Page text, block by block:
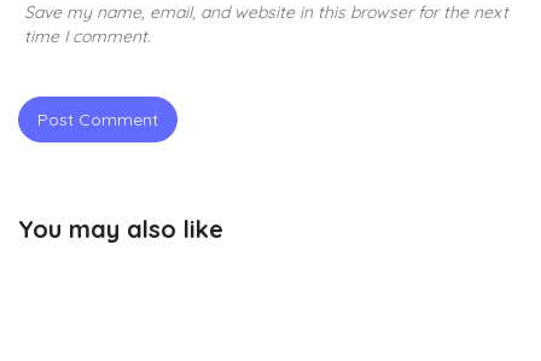
Save my name, email, and website in this browser for the next
time I comment.
You may also like